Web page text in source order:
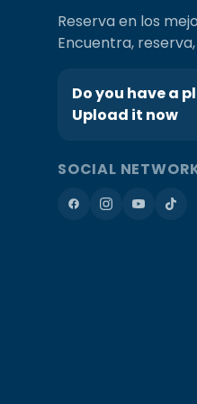
Reserva en los
Encuentra,
Do you have a
Upload it now
SOCIAL